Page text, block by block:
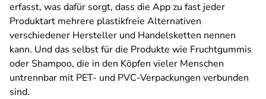
erfasst, was dafür sorgt, dass die App zu fast jeder
Produktart mehrere plastikfreie Alternativen
verschiedener Hersteller und Handelsketten nennen
kann. Und das selbst für die Produkte wie Fruchtgummis
oder Shampoo, die in den Köpfen vieler Menschen
untrennbar mit PET- und PVC-Verpackungen verbunden
sind.